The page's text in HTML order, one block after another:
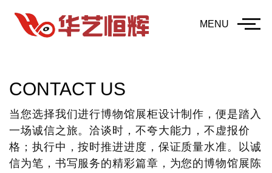
MENU
CONTACT US
当您选择我们进行博物馆展柜设计制作，便是踏入
一场诚信之旅。洽谈时，不夸大能力，不虚报价
格；执行中，按时推进进度，保证质量水准。以诚
信为笔，书写服务的精彩篇章，为您的博物馆展陈